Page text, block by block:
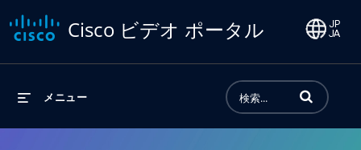
Cisco ビデオ ポータル
メニュー 動画の検索語句